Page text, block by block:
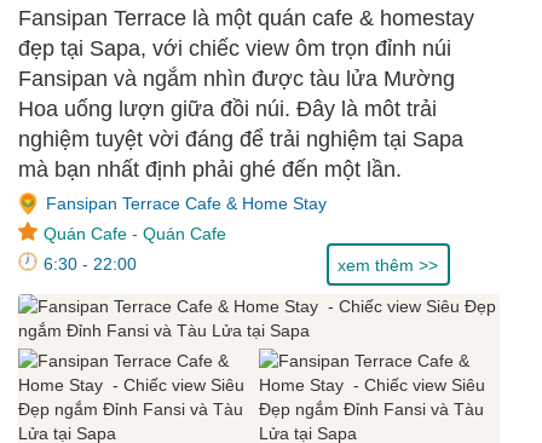
và Tàu Lửa tại Sapa
Fansipan Terrace là một quán cafe & homestay
đẹp tại Sapa, với chiếc view ôm trọn đỉnh núi
Fansipan và ngắm nhìn được tàu lửa Mường
Hoa uống lượn giữa đồi núi. Đây là môt trải
nghiệm tuyệt vời đáng để trải nghiệm tại Sapa
mà bạn nhất định phải ghé đến một lần.
Fansipan Terrace Cafe & Home Stay
Quán Cafe - Quán Cafe
6:30 - 22:00
xem thêm >>